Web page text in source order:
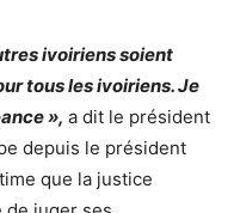
ivoiriens soient
tous les ivoiriens. Je
», a dit le président
depuis le président
que la justice